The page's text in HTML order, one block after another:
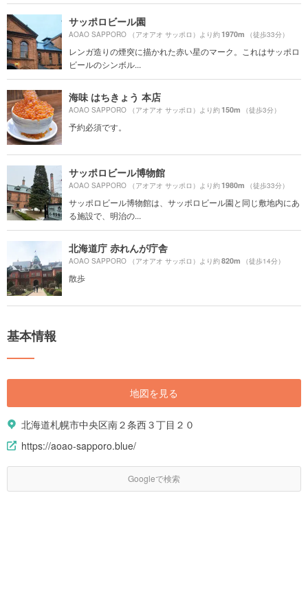
サッポロビール園
AOAO SAPPORO （アオアオ サッポロ）より約1970m （徒歩33分）
レンガ造りの煙突に描かれた赤い星のマーク。これはサッポロ
ビールのシンボル...
海味 はちきょう 本店
AOAO SAPPORO （アオアオ サッポロ）より約150m （徒歩3分）
予約必須です。
サッポロビール博物館
AOAO SAPPORO （アオアオ サッポロ）より約1980m （徒歩33分）
サッポロビール博物館は、サッポロビール園と同じ敷地内にあ
る施設で、明治の...
北海道庁 赤れんが庁舎
AOAO SAPPORO （アオアオ サッポロ）より約820m （徒歩14分）
散歩
基本情報
地図を見る
北海道札幌市中央区南２条西３丁目２０
https://aoao-sapporo.blue/
Googleで検索